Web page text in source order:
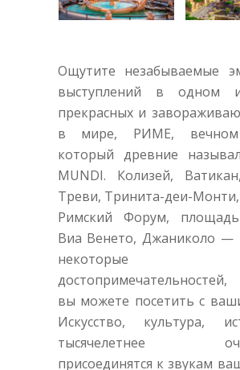
Ощутите незабываемые
выступлений в одном
прекрасных и
в мире, РИМЕ, вечном
который древние
MUNDI. Колизей,
Треви, Тринита-деи-
Римский Форум,
Виа Венето, Джаниколо —
вы можете посетить с
Искусство, культура,
тысячелетнее
присоединятся к звукам